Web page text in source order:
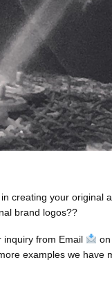
creating your original
brand logos??
inquiry from Email
examples we have